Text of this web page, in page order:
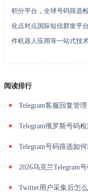
积分平台，全球号码筛选
化点对点国际短信群发平
件机器人应用等一站式技
阅读排行
Telegram客服回复管
Telegram俄罗斯号码
Telegram号码筛选如
2026乌克兰Telegram
Twitter用户采集后怎么